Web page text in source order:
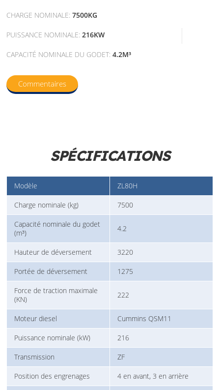
CHARGE NOMINALE:7500KG
PUISSANCE NOMINALE:216KW
CAPACITÉ NOMINALE DU GODET:4.2M³
Commentaires
SPÉCIFICATIONS
Modèle ZL80H
Charge nominale (kg) 7500
Capacité nominale du godet
(m³)
4.2
Hauteur de déversement 3220
Portée de déversement 1275
Force de traction maximale
(KN)
222
Moteur diesel Cummins QSM11
Puissance nominale (kW) 216
Transmission ZF
Position des engrenages 4 en avant, 3 en arrière